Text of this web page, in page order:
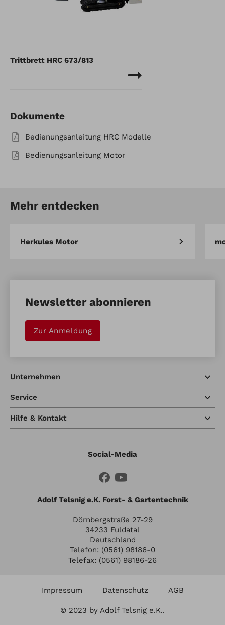
Trittbrett HRC 673/813
Dokumente
Bedienungsanleitung HRC Modelle
Bedienungsanleitung Motor
Mehr entdecken
Herkules Motor
Newsletter abonnieren
Zur Anmeldung
Unternehmen
Service
Hilfe & Kontakt
Social-Media
Adolf Telsnig e.K. Forst- & Gartentechnik
Dörnbergstraße 27-29
34233 Fuldatal
Deutschland
Telefon: (0561) 98186-0
Telefax: (0561) 98186-26
Impressum Datenschutz AGB
© 2023 by Adolf Telsnig e.K..